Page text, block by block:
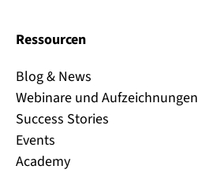
Ressourcen
Blog & News
Webinare und Aufzeichnungen
Success Stories
Events
Academy